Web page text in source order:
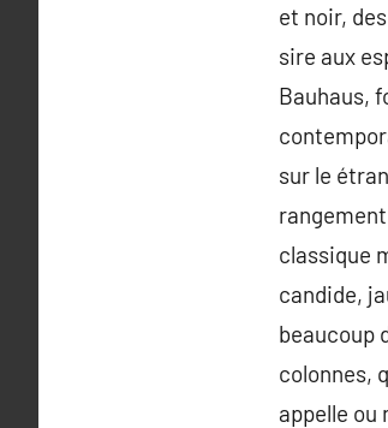
et noir,
sire aux
Bauhaus,
sur le
classique
candide,
beaucoup
colonnes,
appelle ou